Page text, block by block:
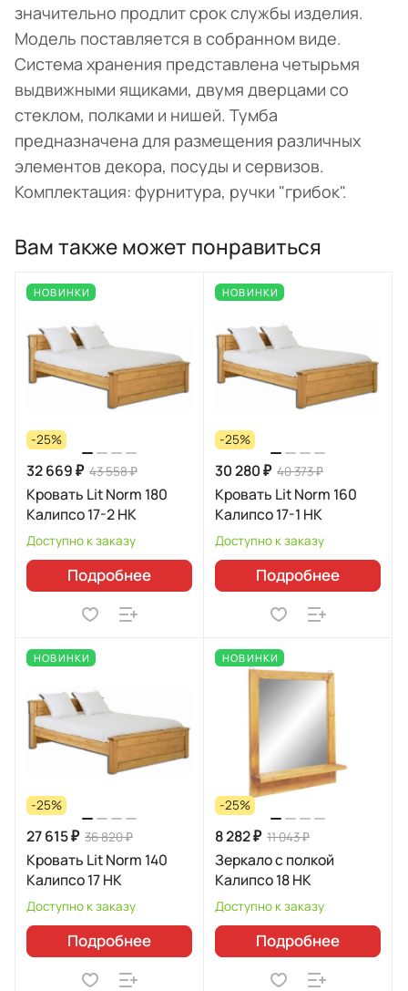
значительно продлит срок службы изделия.
Модель поставляется в собранном виде.
Система хранения представлена четырьмя
выдвижными ящиками, двумя дверцами со
стеклом, полками и нишей. Тумба
предназначена для размещения различных
элементов декора, посуды и сервизов.
Комплектация: фурнитура, ручки "грибок".
Вам также может понравиться
НОВИНКИ
-25%
32 669 ₽ 43 558 ₽
Кровать Lit Norm 180
Калипсо 17-2 НК
Доступно к заказу
Подробнее
НОВИНКИ
-25%
30 280 ₽ 40 373 ₽
Кровать Lit Norm 160
Калипсо 17-1 НК
Доступно к заказу
Подробнее
НОВИНКИ
-25%
27 615 ₽ 36 820 ₽
Кровать Lit Norm 140
Калипсо 17 НК
Доступно к заказу
Подробнее
НОВИНКИ
-25%
8 282 ₽ 11 043 ₽
Зеркало с полкой
Калипсо 18 НК
Доступно к заказу
Подробнее